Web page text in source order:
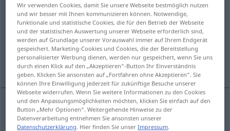
Zackef <-;-n>Zacken m<-s; ->REG
Übersicht aller Übersetzungen
(Für mehr Details die Übersetzung anklicken/antippen)
μύτη, αιχμή, δόντι
μύτηf Zacke
Wir verwenden Cookies, damit Sie unsere Webseite bestmöglich nutzen
und wir besser mit Ihnen kommunizieren können. Notwendige,
funktionale und statistische Cookies, die für den Betrieb der Webseite
und der statistischen Auswertung unserer Webseite erforderlich sind,
werden auf Grundlage unserer Vorauswahl immer auf Ihrem Endgerät
gespeichert. Marketing-Cookies und Cookies, die der Bereitstellung
personalisierter Werbung dienen, werden nur gespeichert, wenn Sie uns
durch einen Klick auf den „Akzeptieren“-Button Ihr Einverständnis
geben. Klicken Sie ansonsten auf „Fortfahren ohne Akzeptieren“. Sie
können Ihre Einwilligung jederzeit für zukünftige Besuche unserer
Webseite widerrufen. Wenn Sie weitere Informationen zu den Cookies
und den Anpassungsmöglichkeiten möchten, klicken Sie einfach auf den
Button „Mehr Optionen“. Weitergehende Hinweise zu der
Datenverarbeitung entnehmen Sie ansonsten unserer
Datenschutzerklärung. Hier finden Sie unserImpressum.